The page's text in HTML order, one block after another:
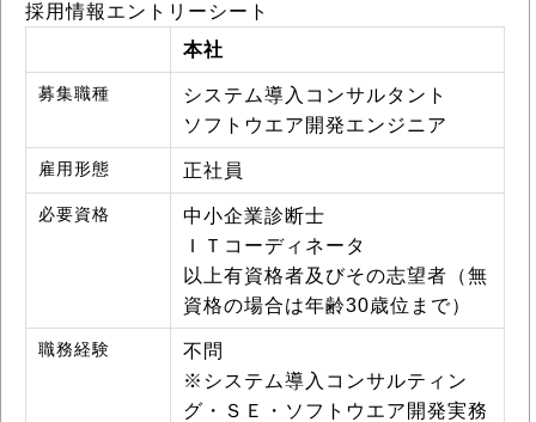
採用情報 エントリーシート
本社
募集職種
システム導入コンサルタント
ソフトウエア開発エンジニア
雇用形態 正社員
必要資格
中小企業診断士
ＩＴコーディネータ
以上有資格者及びその志望者（無
資格の場合は年齢30歳位まで）
職務経験
不問
※システム導入コンサルティン
グ・ＳＥ・ソフトウエア開発実務